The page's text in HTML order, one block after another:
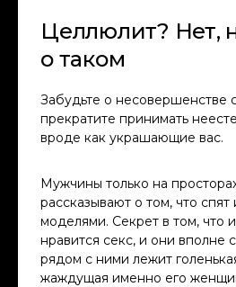
Целлюлит? Нет,
о таком
Забудьте о несовершенстве
прекратите принимать
вроде как украшающие вас.
Мужчины только на
рассказывают о том, что
моделями. Секрет в том, что
нравится секс, и они вполне
рядом с ними лежит
жаждущая именно его